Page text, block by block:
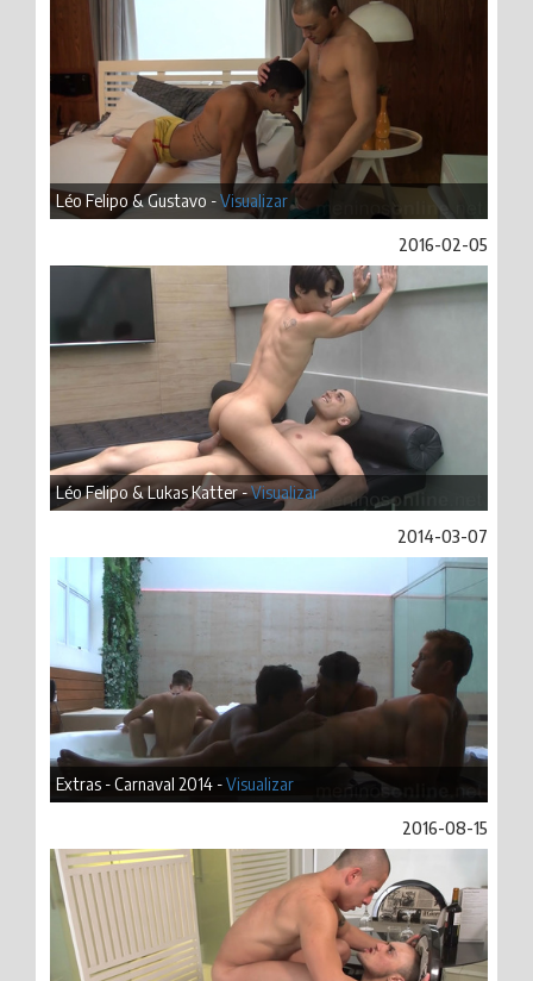
Léo Felipo & Gustavo -Visualizar
2016-02-05
Léo Felipo & Lukas Katter -Visualizar
2014-03-07
Extras - Carnaval 2014 -Visualizar
2016-08-15